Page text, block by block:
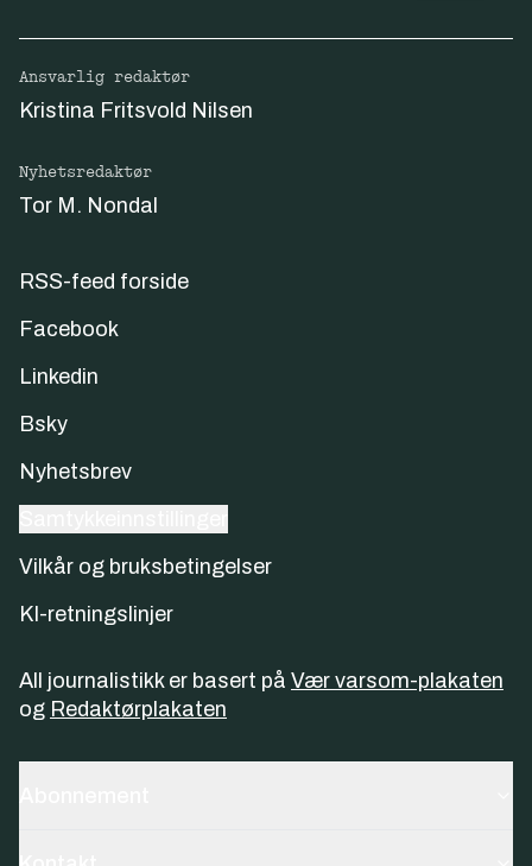
Ansvarlig redaktør
Kristina Fritsvold Nilsen
Nyhetsredaktør
Tor M. Nondal
RSS-feed forside
Facebook
Linkedin
Bsky
Nyhetsbrev
Vilkår og bruksbetingelser
KI-retningslinjer
All journalistikk er basert på Vær varsom-plakaten
og Redaktørplakaten